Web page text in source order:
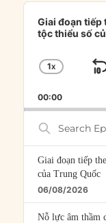
Audio
Player
Giai đoạn tiếp
tộc thiểu số
RATE
1X
00:00
Search
Episodes
Giai đoạn tiếp
của Trung Quốc
06/08/2026
Nỗ lực âm thầm